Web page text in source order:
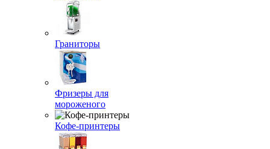
Граниторы
Фризеры для
мороженого
Кофе-принтеры